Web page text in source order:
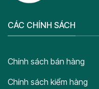
CÁC CHÍNH SÁCH
Chính sách bán hàng
Chính sách kiểm hàng